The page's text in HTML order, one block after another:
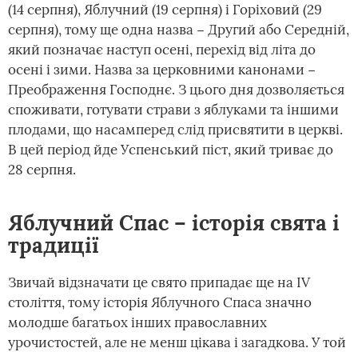
(14 серпня), Яблучний (19 серпня) і Горіховий (29
серпня), тому ще одна назва − Другий або Середній,
який позначає наступ осені, перехід від літа до
осені і зими. Назва за церковними канонами −
Преображення Господнє. З цього дня дозволяється
споживати, готувати страви з яблуками та іншими
плодами, що насамперед слід присвятити в церкві.
В цей період йде Успенський піст, який триває до
28 серпня.
Яблучний Спас – історія свята і
традиції
Звичай відзначати це свято припадає ще на IV
століття, тому історія Яблучного Спаса значно
молодше багатьох інших православних
урочистостей, але не менш цікава і загадкова. У той